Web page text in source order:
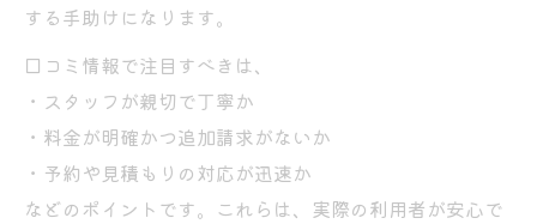
する手助けになります。
口コミ情報で注目すべきは、
・スタッフが親切で丁寧か
・料金が明確かつ追加請求がないか
・予約や見積もりの対応が迅速か
などのポイントです。これらは、実際の利用者が安心で